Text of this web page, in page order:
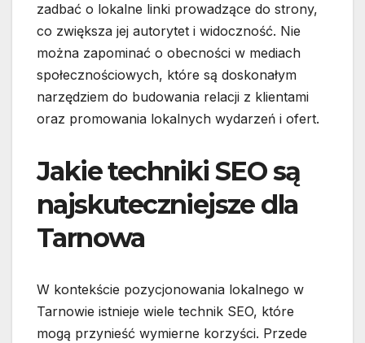
zadbać o lokalne linki prowadzące do strony,
co zwiększa jej autorytet i widoczność. Nie
można zapominać o obecności w mediach
społecznościowych, które są doskonałym
narzędziem do budowania relacji z klientami
oraz promowania lokalnych wydarzeń i ofert.
Jakie techniki SEO są
najskuteczniejsze dla
Tarnowa
W kontekście pozycjonowania lokalnego w
Tarnowie istnieje wiele technik SEO, które
mogą przynieść wymierne korzyści. Przede